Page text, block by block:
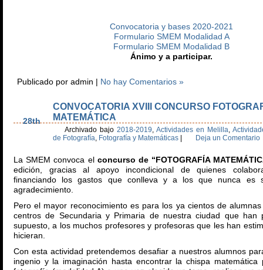
Convocatoria y bases 2020-2021
Formulario SMEM Modalidad A
Formulario SMEM Modalidad B
Ánimo y a participar.
Publicado por admin | No hay Comentarios »
28th
CONVOCATORIA XVIII CONCURSO
MATEMÁTICA
Archivado bajo 2018-2019, Actividades en Melilla,
de Fotografía, Fotografía y Matemáticas Deja un Comentario
La SMEM convoca el concurso de “FOTOGRAFÍA
edición, gracias al apoyo incondicional de quienes
financiando los gastos que conlleva y a los que nunca es
agradecimiento.
Pero el mayor reconocimiento es para los ya cientos de
centros de Secundaria y Primaria de nuestra ciudad que han
supuesto, a los muchos profesores y profesoras que les han
hicieran.
Con esta actividad pretendemos desafiar a nuestros alumnos
ingenio y la imaginación hasta encontrar la chispa matemática